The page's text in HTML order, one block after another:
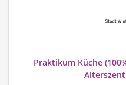
Praktikum Küche